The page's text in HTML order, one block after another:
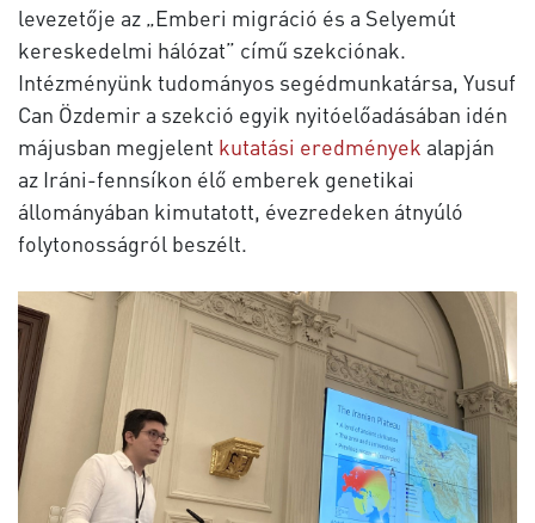
levezetője az „Emberi migráció és a Selyemút
kereskedelmi hálózat” című szekciónak.
Intézményünk tudományos segédmunkatársa, Yusuf
Can Özdemir a szekció egyik nyitóelőadásában idén
májusban megjelent kutatási eredmények alapján
az Iráni-fennsíkon élő emberek genetikai
állományában kimutatott, évezredeken átnyúló
folytonosságról beszélt.